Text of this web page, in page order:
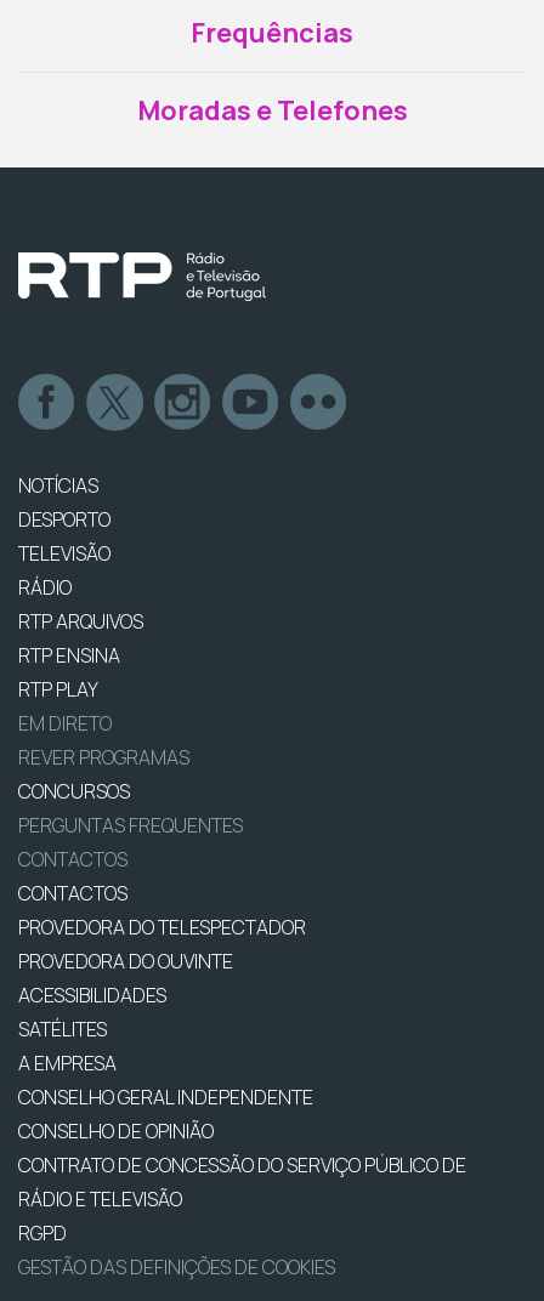
Frequências
Moradas e Telefones
NOTÍCIAS
DESPORTO
TELEVISÃO
RÁDIO
RTP ARQUIVOS
RTP ENSINA
RTP PLAY
EM DIRETO
REVER PROGRAMAS
CONCURSOS
PERGUNTAS FREQUENTES
CONTACTOS
CONTACTOS
PROVEDORA DO TELESPECTADOR
PROVEDORA DO OUVINTE
ACESSIBILIDADES
SATÉLITES
A EMPRESA
CONSELHO GERAL INDEPENDENTE
CONSELHO DE OPINIÃO
CONTRATO DE CONCESSÃO DO SERVIÇO PÚBLICO DE
RÁDIO E TELEVISÃO
RGPD
GESTÃO DAS DEFINIÇÕES DE COOKIES